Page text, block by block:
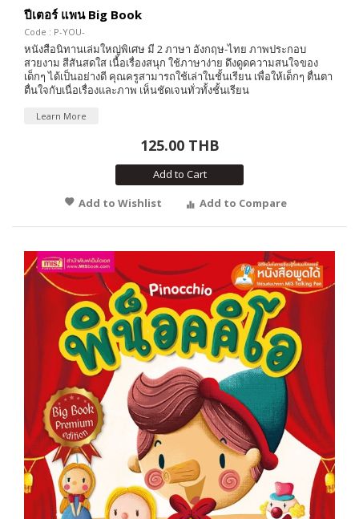
ปีเตอร์ แพน Big Book
Code : P-YOU-
หนังสือนิทานเล่มใหญ่พิเศษ มี 2 ภาษา อังกฤษ-ไทย ภาพประกอบ
สวยงาม สีสันสดใส เนื้อเรื่องสนุก ใช้ภาษาง่าย ดึงดูดความสนใจของ
เด็กๆ ได้เป็นอย่างดี คุณครูสามารถใช้เล่าในชั้นเรียน เพื่อให้เด็กๆ ตื่นตา
ตื่นใจกับเนื่อเรื่องและภาพ เห็นชัดเจนทั่วทั้งชั้นเรียน
Learn More
125.00 THB
Add to Cart
Add to Wishlist
Add to Compare